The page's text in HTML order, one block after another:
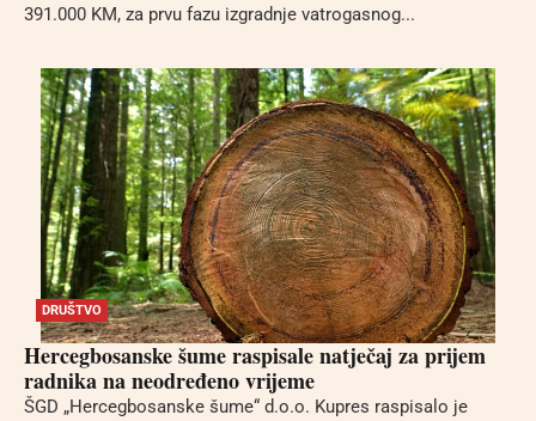
391.000 KM, za prvu fazu izgradnje vatrogasnog...
DRUŠTVO
Hercegbosanske šume raspisale natječaj za prijem
radnika na neodređeno vrijeme
ŠGD „Hercegbosanske šume“ d.o.o. Kupres raspisalo je